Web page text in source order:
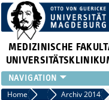
MEDIZINISCHE
INSTITUTE
Home Archiv News
Archiv 2014